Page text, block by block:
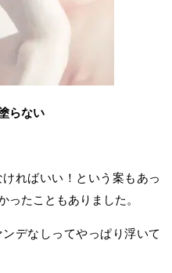
らない
ればいい！という案もあっ
ったこともありました。
デなしってやっぱり浮いて